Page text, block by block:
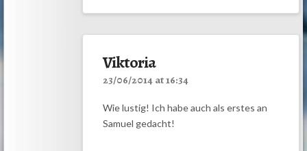
Viktoria
23/06/2014 at 16:34
Wie lustig! Ich habe auch als erstes an
Samuel gedacht!